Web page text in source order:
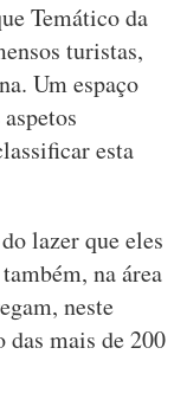
Temático da
turistas,
Um espaço
esta
lazer que eles
na área
neste
das mais de 200